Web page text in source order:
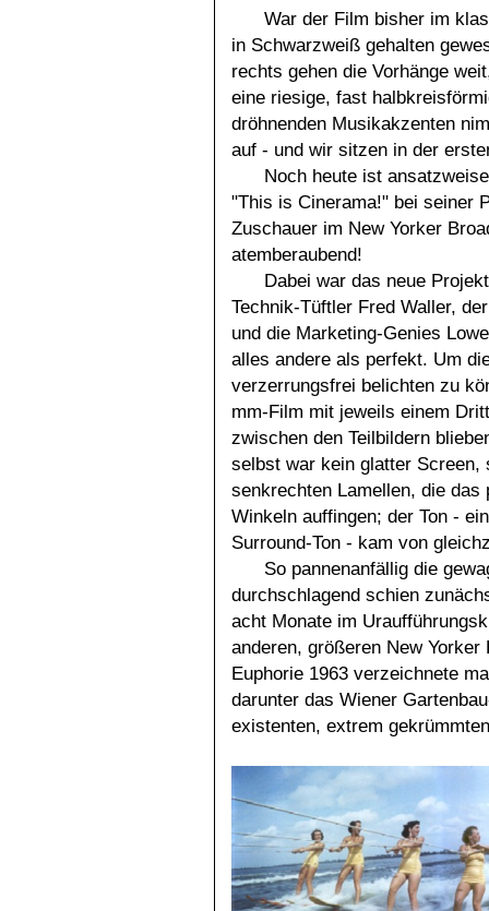
War der Film bisher im
in Schwarzweiß gehalten
rechts gehen die Vorhänge
eine riesige, fast
dröhnenden Musikakzenten
auf - und wir sitzen in der
Noch heute ist
"This is Cinerama!" bei seiner
Zuschauer im New Yorker
atemberaubend!
Dabei war das neue
Technik-Tüftler Fred Waller,
und die Marketing-Genies
alles andere als perfekt. Um
verzerrungsfrei belichten zu
mm-Film mit jeweils einem
zwischen den Teilbildern
selbst war kein glatter Screen,
senkrechten Lamellen, die
Winkeln auffingen; der Ton -
Surround-Ton - kam von
So pannenanfällig die
durchschlagend schien
acht Monate im
anderen, größeren New
Euphorie 1963 verzeichnete
darunter das Wiener
existenten, extrem